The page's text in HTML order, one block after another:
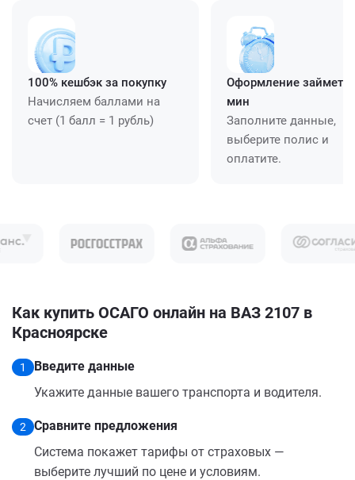
100% кешбэк за покупку
Начисляем баллами на
счет (1 балл = 1 рубль)
Оформление займет
мин
Заполните данные,
выберите полис и
оплатите.
Как купить ОСАГО онлайн на ВАЗ 2107 в
Красноярске
1
Введите данные
Укажите данные вашего транспорта и водителя.
2
Сравните предложения
Система покажет тарифы от страховых —
выберите лучший по цене и условиям.